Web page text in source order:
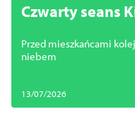
Czwarty seans
Przed mieszkańcami
niebem
13/07/2026